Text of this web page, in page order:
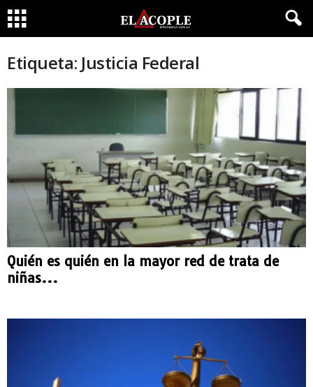
Etiqueta: Justicia Federal
Quién es quién en la mayor red de trata de
niñas...